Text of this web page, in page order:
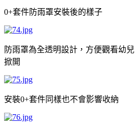
0+套件防雨罩安裝後的樣子
防雨罩為全透明設計，方便觀看幼
掀開
安裝0+套件同樣也不會影響收納